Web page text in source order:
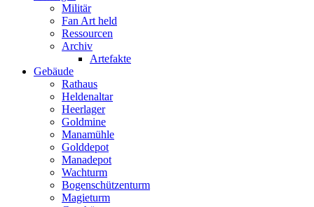
Militär
Fan Art held
Ressourcen
Archiv
Artefakte
Gebäude
Rathaus
Heldenaltar
Heerlager
Goldmine
Manamühle
Golddepot
Manadepot
Wachturm
Bogenschützenturm
Magieturm